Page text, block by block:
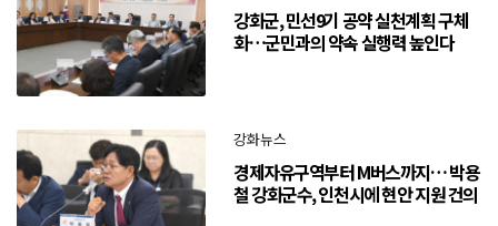
강화군, 민선9기 공약 실천계획 구체
화…군민과의 약속 실행력 높인다
강화뉴스
경제자유구역부터 M버스까지… 박용
철 강화군수, 인천시에 현안 지원 건의